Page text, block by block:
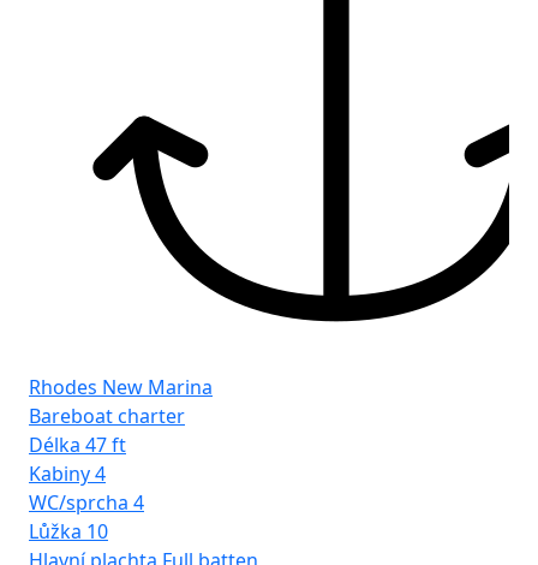
Rhodes New Marina
Bareboat charter
Délka 47 ft
Kabiny4
WC/sprcha 4
Lůžka 10